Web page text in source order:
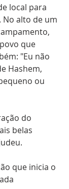
local para
No alto de um
que
"Eu não
Hashem,
ou
do
belas
que inicia o